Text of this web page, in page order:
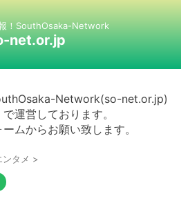
！SouthOsaka-Network
net.or.jp
Network(so-net.or.jp)
運営しております。
ムからお願い致します。
タメ >